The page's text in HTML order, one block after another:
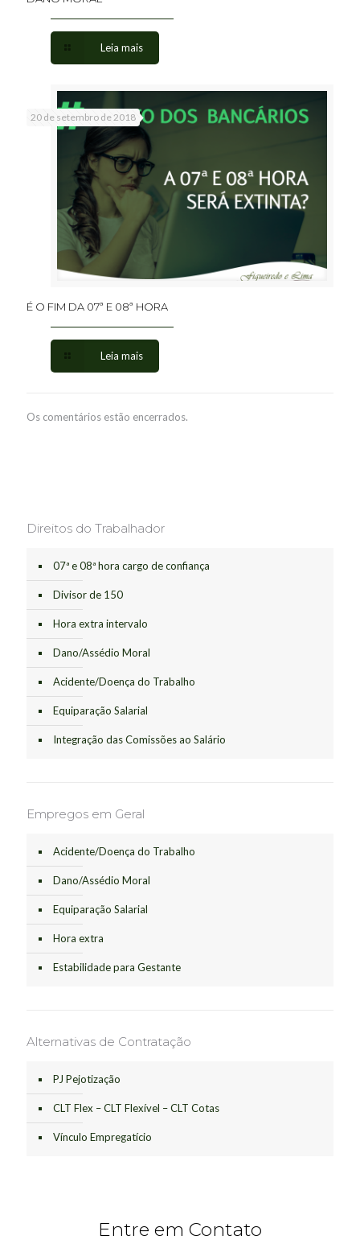
Leia mais
20 de setembro de 2018
É O FIM DA 07ª E 08ª HORA
Leia mais
Os comentários estão encerrados.
Direitos do Trabalhador
07ª e 08ª hora cargo de confiança
Divisor de 150
Hora extra intervalo
Dano/Assédio Moral
Acidente/Doença do Trabalho
Equiparação Salarial
Integração das Comissões ao Salário
Empregos em Geral
Acidente/Doença do Trabalho
Dano/Assédio Moral
Equiparação Salarial
Hora extra
Estabilidade para Gestante
Alternativas de Contratação
PJ Pejotização
CLT Flex – CLT Flexível – CLT Cotas
Vínculo Empregatício
Entre em Contato